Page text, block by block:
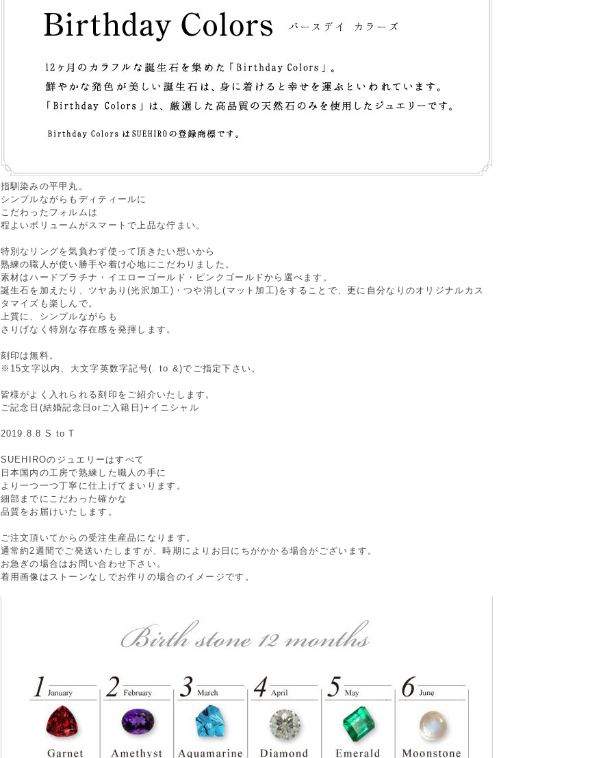
指馴染みの平甲丸。
シンプルながらもディティールに
こだわったフォルムは
程よいボリュームがスマートで上品な佇まい。
特別なリングを気負わず使って頂きたい想いから
熟練の職人が使い勝手や着け心地にこだわりました。
素材はハードプラチナ・イエローゴールド・ピンクゴールドから選べます。
誕生石を加えたり、ツヤあり(光沢加工)・つや消し(マット加工)をすることで、更に自分なりのオリジナルカス
タマイズも楽しんで。
上質に、シンプルながらも
さりげなく特別な存在感を発揮します。
刻印は無料。
※15文字以内、大文字英数字記号(. to &)でご指定下さい。
皆様がよく入れられる刻印をご紹介いたします。
ご記念日(結婚記念日orご入籍日)+イニシャル
2019.8.8 S to T
SUEHIROのジュエリーはすべて
日本国内の工房で熟練した職人の手に
より一つ一つ丁寧に仕上げてまいります。
細部までにこだわった確かな
品質をお届けいたします。
ご注文頂いてからの受注生産品になります。
通常約2週間でご発送いたしますが、時期によりお日にちがかかる場合がございます。
お急ぎの場合はお問い合わせ下さい。
着用画像はストーンなしでお作りの場合のイメージです。